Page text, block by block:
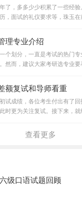
了，多多少少积累了一些经
，面试的礼仪要求等，珠玉
理专业介绍
个划分，一直是考试的热门
然而，建议大家考研选专业
额复试和导师看重
试成绩，各位考生付出有了回
时更为关注复试。接下来，
查看更多
级口语试题回顾